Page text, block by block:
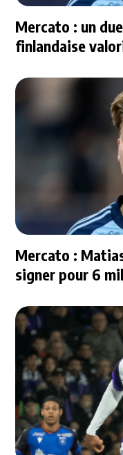
Mercato : un
finlandaise
Mercato :
signer pour 6